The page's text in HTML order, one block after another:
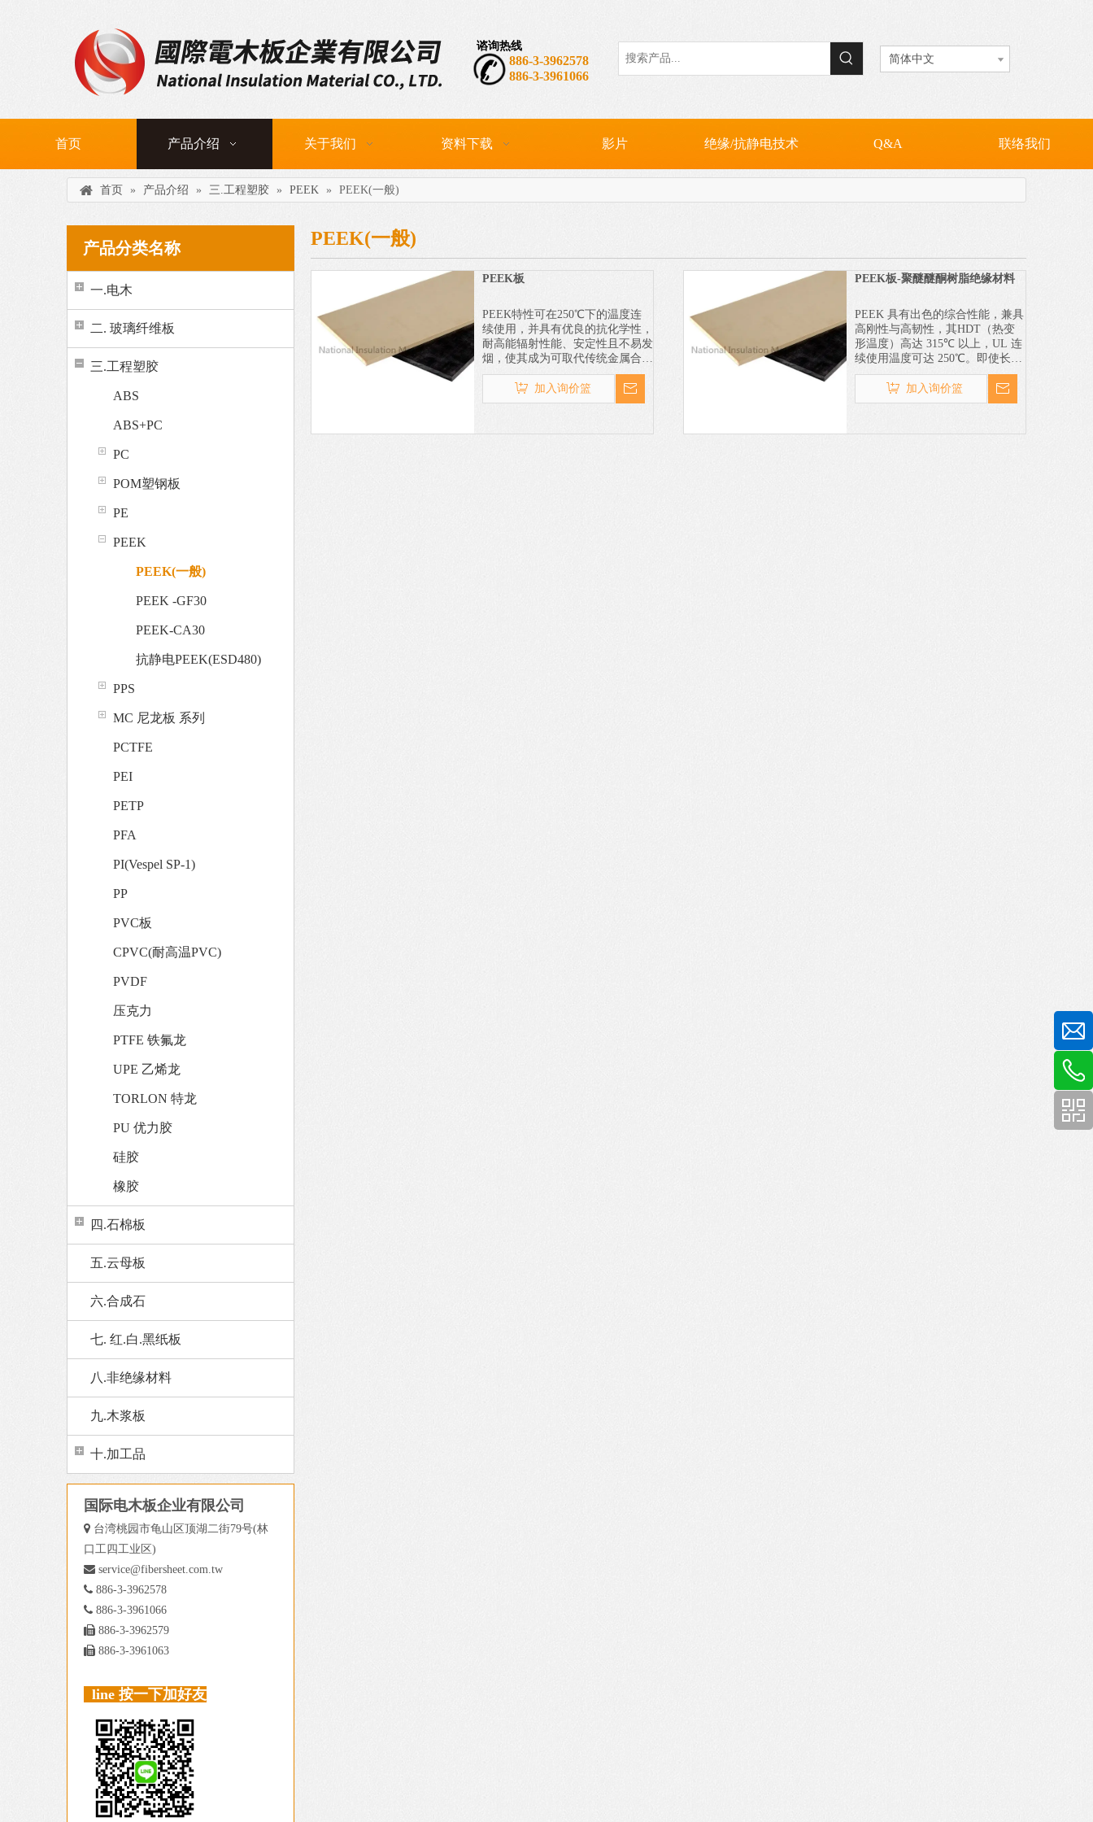
谘询热线
886-3-3962578
886-3-3961066
热门关键词： 抗静电电木板 抗静电纤维板 PC板 / PC扩散板
简体中文
首页 产品介绍 关于我们 资料下载 影片 绝缘/抗静电技术 Q&A 联络我们
首页 » 产品介绍 » 三.工程塑胶 » PEEK » PEEK(一般)
产品分类名称
一.电木
二. 玻璃纤维板
三.工程塑胶
ABS
ABS+PC
PC
POM塑钢板
PE
PEEK
PEEK(一般)
PEEK -GF30
PEEK-CA30
抗静电PEEK(ESD480)
PPS
MC 尼龙板 系列
PCTFE
PEI
PETP
PFA
PI(Vespel SP-1)
PP
PVC板
CPVC(耐高温PVC)
PVDF
压克力
PTFE 铁氟龙
UPE 乙烯龙
TORLON 特龙
PU 优力胶
硅胶
橡胶
四.石棉板
五.云母板
六.合成石
七. 红.白.黑纸板
八.非绝缘材料
九.木浆板
十.加工品
国际电木板企业有限公司
 台湾桃园市龟山区顶湖二街79号(林
口工四工业区)
 service@fibersheet.com.tw
 886-3-3962578
 886-3-3961066
 886-3-3962579
 886-3-3961063
line 按一下加好友
PEEK(一般)
PEEK板
PEEK特性可在250℃下的温度连
续使用，并具有优良的抗化学性，
耐高能辐射性能、安定性且不易发
烟，使其成为可取代传统金属合金
的超级工程塑胶。连续使用温度可
达 250℃,热变形温度更高达
315℃,即使长期处于高温环境,依
定性。
加入询价篮
PEEK板-聚醚醚酮树脂绝缘材料
PEEK 具有出色的综合性能，兼具
高刚性与高韧性，其HDT（热变
形温度）高达 315℃ 以上，UL 连
续使用温度可达 250℃。即使长期
处于高温环境，也能保持良好的机
械与尺寸稳定性加入询价篮